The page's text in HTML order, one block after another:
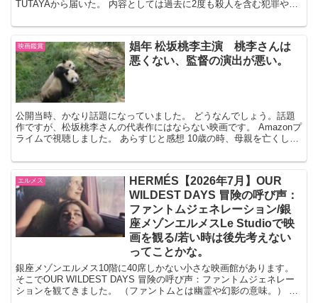
TUTAYAから届いた。 内容としては過去に2度も殺人を含む犯罪やっ
映画鑑賞
娼年 松坂桃李主演 桃李さんは
悪くない、監督の演出が悪い。
公開当時、かなり話題になっていました。 どうなんでしょう。話題
作ですが、松坂桃李さんの代表作にはならない映画です。 Amazonプ
ライムで視聴しました。 あらすじと感想 10歳の時、母親を亡くして
エルメス
HERMÉS【2026年7月】OUR
WILDEST DAYS 冒険の呼び声：
ファントムジェネレーション/銀
座メゾンエルメスLe Studioで映
画を観る/若い時は後先考えない
ってことかな。
銀座メゾンエルメス10階に40席しかない小さな映画館があります。
そこでOUR WILDEST DAYS 冒険の呼び声：ファントムジェネレー
ションを観てきました。 （ファントムとは幽霊や幻影の意味。） 今